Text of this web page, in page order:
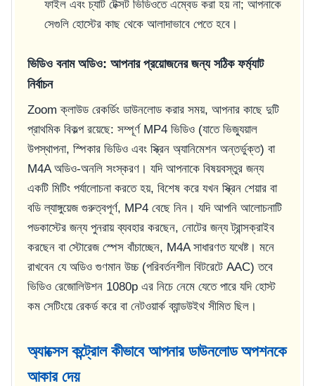
ফাইল এবং চ্যাট টেক্সট ভিডিওতে এম্বেড করা হয় না; আপনাকে
সেগুলি হোস্টের কাছ থেকে আলাদাভাবে পেতে হবে।
ভিডিও বনাম অডিও: আপনার প্রয়োজনের জন্য সঠিক ফর্ম্যাট
নির্বাচন
Zoom ক্লাউড রেকর্ডিং ডাউনলোড করার সময়, আপনার কাছে দুটি
প্রাথমিক বিকল্প রয়েছে: সম্পূর্ণ MP4 ভিডিও (যাতে ভিজ্যুয়াল
উপস্থাপনা, স্পিকার ভিডিও এবং স্ক্রিন অ্যানিমেশন অন্তর্ভুক্ত) বা
M4A অডিও-অনলি সংস্করণ। যদি আপনাকে বিষয়বস্তুর জন্য
একটি মিটিং পর্যালোচনা করতে হয়, বিশেষ করে যখন স্ক্রিন শেয়ার বা
বডি ল্যাঙ্গুয়েজ গুরুত্বপূর্ণ, MP4 বেছে নিন। যদি আপনি আলোচনাটি
পডকাস্টের জন্য পুনরায় ব্যবহার করছেন, নোটের জন্য ট্রান্সক্রাইব
করছেন বা স্টোরেজ স্পেস বাঁচাচ্ছেন, M4A সাধারণত যথেষ্ট। মনে
রাখবেন যে অডিও গুণমান উচ্চ (পরিবর্তনশীল বিটরেটে AAC) তবে
ভিডিও রেজোলিউশন 1080p এর নিচে নেমে যেতে পারে যদি হোস্ট
কম সেটিংয়ে রেকর্ড করে বা নেটওয়ার্ক ব্যান্ডউইথ সীমিত ছিল।
অ্যাক্সেস কন্ট্রোল কীভাবে আপনার ডাউনলোড অপশনকে
আকার দেয়